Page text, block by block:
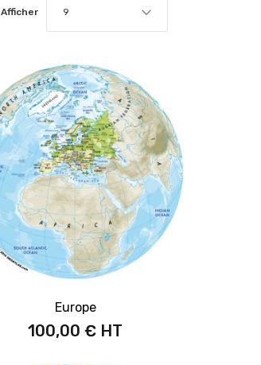
Afficher 9
Europe
100,00 €